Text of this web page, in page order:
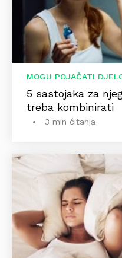
MOGU POJAČATI
5 sastojaka za
treba kombinirati
3 min čitanja